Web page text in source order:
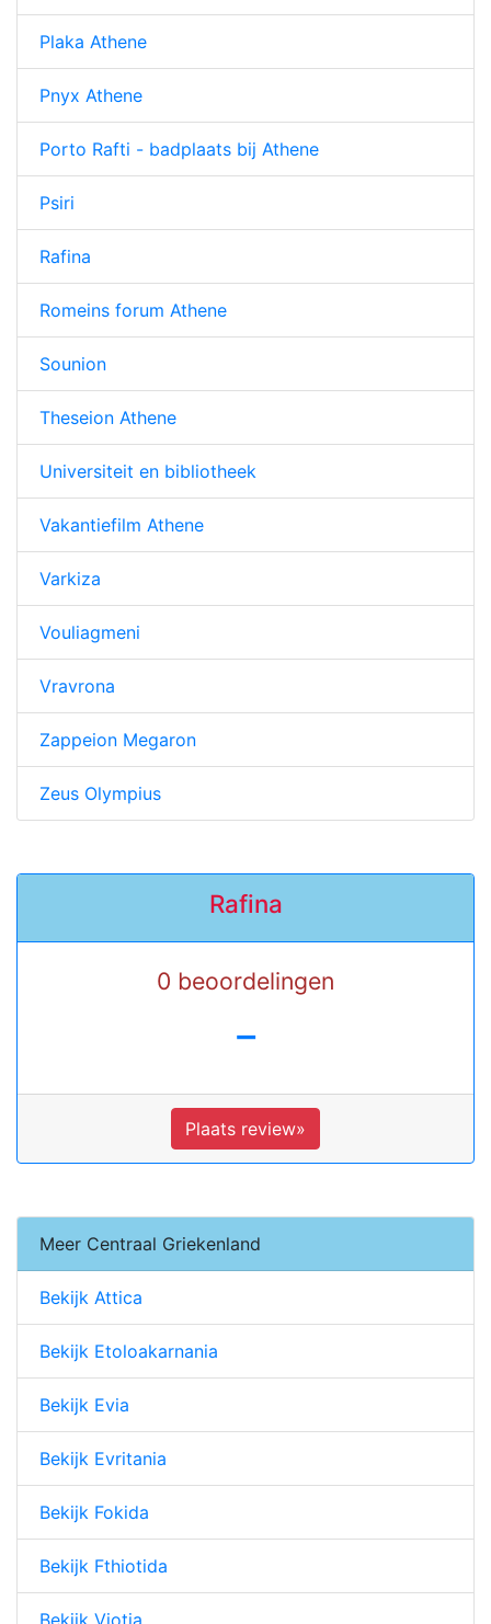
Plaka Athene
Pnyx Athene
Porto Rafti - badplaats bij Athene
Psiri
Rafina
Romeins forum Athene
Sounion
Theseion Athene
Universiteit en bibliotheek
Vakantiefilm Athene
Varkiza
Vouliagmeni
Vravrona
Zappeion Megaron
Zeus Olympius
Rafina
0 beoordelingen
-
Plaats review»
Meer Centraal Griekenland
Bekijk Attica
Bekijk Etoloakarnania
Bekijk Evia
Bekijk Evritania
Bekijk Fokida
Bekijk Fthiotida
Bekijk Viotia